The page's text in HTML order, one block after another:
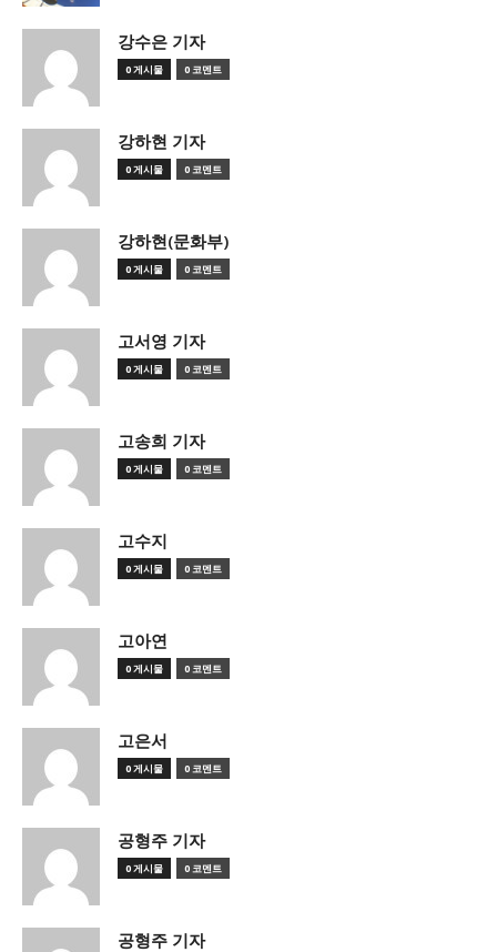
강수은 기자
0 게시물 0 코멘트
강하현 기자
0 게시물 0 코멘트
강하현(문화부)
0 게시물 0 코멘트
고서영 기자
0 게시물 0 코멘트
고송희 기자
0 게시물 0 코멘트
고수지
0 게시물 0 코멘트
고아연
0 게시물 0 코멘트
고은서
0 게시물 0 코멘트
공형주 기자
0 게시물 0 코멘트
공형주 기자